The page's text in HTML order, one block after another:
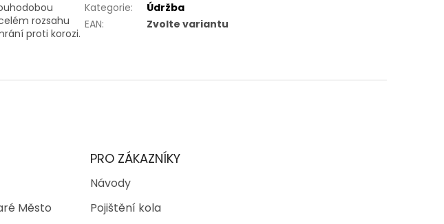
rozsahu
proti korozi.
Kategorie:
Údržba
EAN: Zvolte variantu
Město
PRO ZÁKAZNÍKY
Návody
Pojištění kola